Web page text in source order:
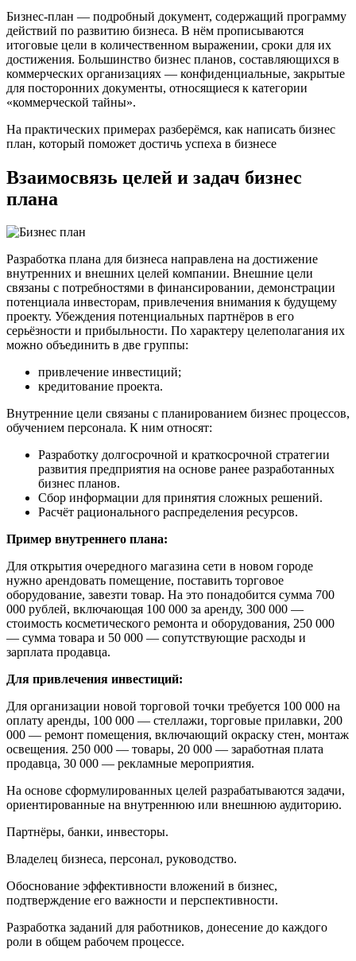
Бизнес-план — подробный документ, содержащий программу
действий по развитию бизнеса. В нём прописываются
итоговые цели в количественном выражении, сроки для их
достижения. Большинство бизнес планов, составляющихся в
коммерческих организациях — конфиденциальные, закрытые
для посторонних документы, относящиеся к категории
«коммерческой тайны».
На практических примерах разберёмся, как написать бизнес
план, который поможет достичь успеха в бизнесе
Взаимосвязь целей и задач бизнес
плана
Разработка плана для бизнеса направлена на достижение
внутренних и внешних целей компании. Внешние цели
связаны с потребностями в финансировании, демонстрации
потенциала инвесторам, привлечения внимания к будущему
проекту. Убеждения потенциальных партнёров в его
серьёзности и прибыльности. По характеру целеполагания их
можно объединить в две группы:
привлечение инвестиций;
кредитование проекта.
Внутренние цели связаны с планированием бизнес процессов,
обучением персонала. К ним относят:
Разработку долгосрочной и краткосрочной стратегии
развития предприятия на основе ранее разработанных
бизнес планов.
Сбор информации для принятия сложных решений.
Расчёт рационального распределения ресурсов.
Пример внутреннего плана:
Для открытия очередного магазина сети в новом городе
нужно арендовать помещение, поставить торговое
оборудование, завезти товар. На это понадобится сумма 700
000 рублей, включающая 100 000 за аренду, 300 000 —
стоимость косметического ремонта и оборудования, 250 000
— сумма товара и 50 000 — сопутствующие расходы и
зарплата продавца.
Для привлечения инвестиций:
Для организации новой торговой точки требуется 100 000 на
оплату аренды, 100 000 — стеллажи, торговые прилавки, 200
000 — ремонт помещения, включающий окраску стен, монтаж
освещения. 250 000 — товары, 20 000 — заработная плата
продавца, 30 000 — рекламные мероприятия.
На основе сформулированных целей разрабатываются задачи,
ориентированные на внутреннюю или внешнюю аудиторию.
Партнёры, банки, инвесторы.
Владелец бизнеса, персонал, руководство.
Обоснование эффективности вложений в бизнес,
подтверждение его важности и перспективности.
Разработка заданий для работников, донесение до каждого
роли в общем рабочем процессе.